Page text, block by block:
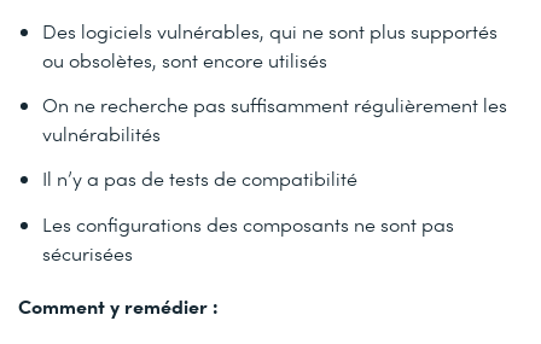
Des logiciels vulnérables, qui ne sont plus supportés
ou obsolètes, sont encore utilisés
On ne recherche pas suffisamment régulièrement les
vulnérabilités
Il n’y a pas de tests de compatibilité
Les configurations des composants ne sont pas
sécurisées
Comment y remédier :